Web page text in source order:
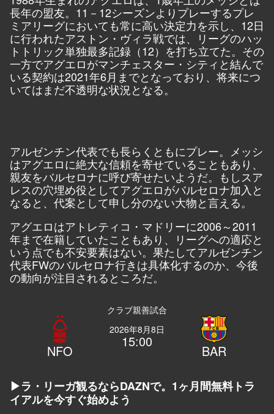
長年の盟友。11－12シーズンよりプレーするプレ
ミアリーグにおいても常に高い決定力を示し、12日
に行われたアストン・ヴィラ戦では、リーグのハッ
トトリック単独最多記録（12）を打ち立てた。その
一方でアグエロがマンチェスター・シティと結んで
いる契約は2021年6月までとなっており、将来につ
いてはまだ不透明な状況となる。
アルゼンチン代表でも長らくともにプレー。メッシ
はアグエロに絶大な信頼を寄せていることもあり、
親友をバルセロナに呼び寄せたいようだ。もしスア
レスの穴埋め役としてアグエロがバルセロナ加入と
なると、代案として申し分のない大物と言える。
アグエロはアトレティコ・マドリーに2006～2011
年まで在籍していたこともあり、リーグへの適応と
いう点でも不安要素はない。果たしてアルゼンチン
代表FWのバルセロナ行きは具体化するのか、今後
の動向が注目されるところだ。
クラブ親善試合
NFO
2026年8月8日
15:00
BAR
▶ラ・リーガ観るならDAZNで。1ヶ月間無料トラ
イアルを今すぐ始めよう